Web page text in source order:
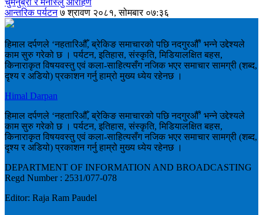
आन्तरिक पर्यटन ७ श्रावण २०८१, सोमबार ०७:३६
हिमाल दर्पणले ‘नहतारिऔँ, ब्रेकिङ समाचारको पछि नदगुरऔँ’ भन्ने उद्देश्यले
काम सुरु गरेको छ । पर्यटन, इतिहास, संस्कृति, मिडियालक्षित बहस,
किनाराकृत विषयवस्तु एवं कला-साहित्यसँग नजिक भएर समाचार सामग्री (शब्द,
दृश्य र अडियो) प्रकाशन गर्नु हाम्रो मुख्य ध्येय रहेनछ ।
Himal Darpan
हिमाल दर्पणले ‘नहतारिऔँ, ब्रेकिङ समाचारको पछि नदगुरऔँ’ भन्ने उद्देश्यले
काम सुरु गरेको छ । पर्यटन, इतिहास, संस्कृति, मिडियालक्षित बहस,
किनाराकृत विषयवस्तु एवं कला-साहित्यसँग नजिक भएर समाचार सामग्री (शब्द,
दृश्य र अडियो) प्रकाशन गर्नु हाम्रो मुख्य ध्येय रहेनछ ।
DEPARTMENT OF INFORMATION AND BROADCASTING
Regd Number : 2531/077-078
Editor: Raja Ram Paudel